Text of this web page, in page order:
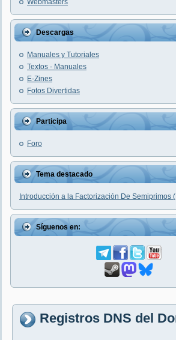
Webmasters
Descargas
Manuales y Tutoriales
Textos - Manuales
E-Zines
Fotos Divertidas
Participa
Foro
Tema destacado
Introducción a la Factorización De Semiprimos
Síguenos en:
Registros DNS del